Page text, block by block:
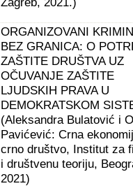
ORGANIZOVANI
BEZ GRANICA: O
ZAŠTITE DRUŠTVA UZ
OČUVANJE ZAŠTITE
LJUDSKIH PRAVA U
DEMOKRATSKOM
(Aleksandra Bulatović i
Pavićević: Crna
crno društvo, Institut za
i društvenu teoriju,
2021)